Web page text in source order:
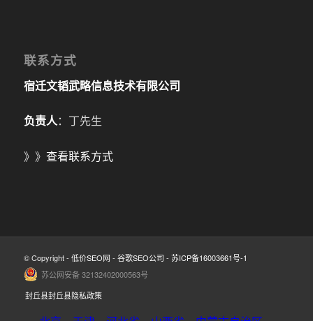
联系方式
宿迁文韬武略信息技术有限公司
负责人：丁先生
》》 查看联系方式
© Copyright - 低价SEO网 - 谷歌SEO公司 - 苏ICP备16003661号-1
苏公网安备 32132402000563号
封丘县封丘县隐私政策